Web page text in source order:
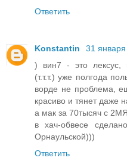
Ответить
Konstantin
31 января
) вин7 - это лексус,
(т.т.т.) уже полгода
ворде не проблема,
красиво и тянет даже
а мак за 70тысяч с
в хач-обвесе
Орнаульской)))
Ответить